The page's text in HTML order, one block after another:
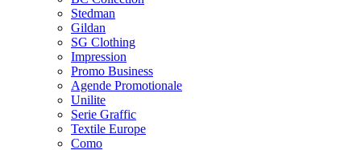
Stedman
Gildan
SG Clothing
Impression
Promo Business
Agende Promotionale
Unilite
Serie Graffic
Textile Europe
Como